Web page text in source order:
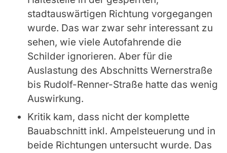
stadtauswärtigen Richtung vorgegangen
wurde. Das war zwar sehr interessant zu
sehen, wie viele Autofahrende die
Schilder ignorieren. Aber für die
Auslastung des Abschnitts Wernerstraße
bis Rudolf-Renner-Straße hatte das wenig
Auswirkung.
Kritik kam, dass nicht der komplette
Bauabschnitt inkl. Ampelsteuerung und in
beide Richtungen untersucht wurde. Das